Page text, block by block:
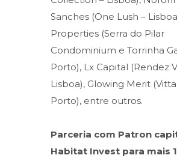
Sanches (One Lush –
Properties (Serra do Pilar
Condominium e Torrinha
Porto), Lx Capital (Rendez
Lisboa), Glowing Merit
Porto), entre outros.
Parceria com Patron
Habitat Invest para mais